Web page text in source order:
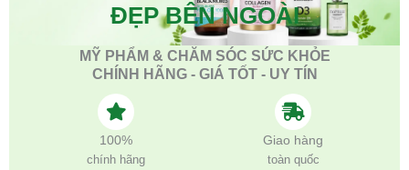
ĐẸP BÊN NGOÀI
MỸ PHẨM & CHĂM SÓC SỨC KHỎE
CHÍNH HÃNG - GIÁ TỐT - UY TÍN
100%
chính hãng
Giao hàng
toàn quốc